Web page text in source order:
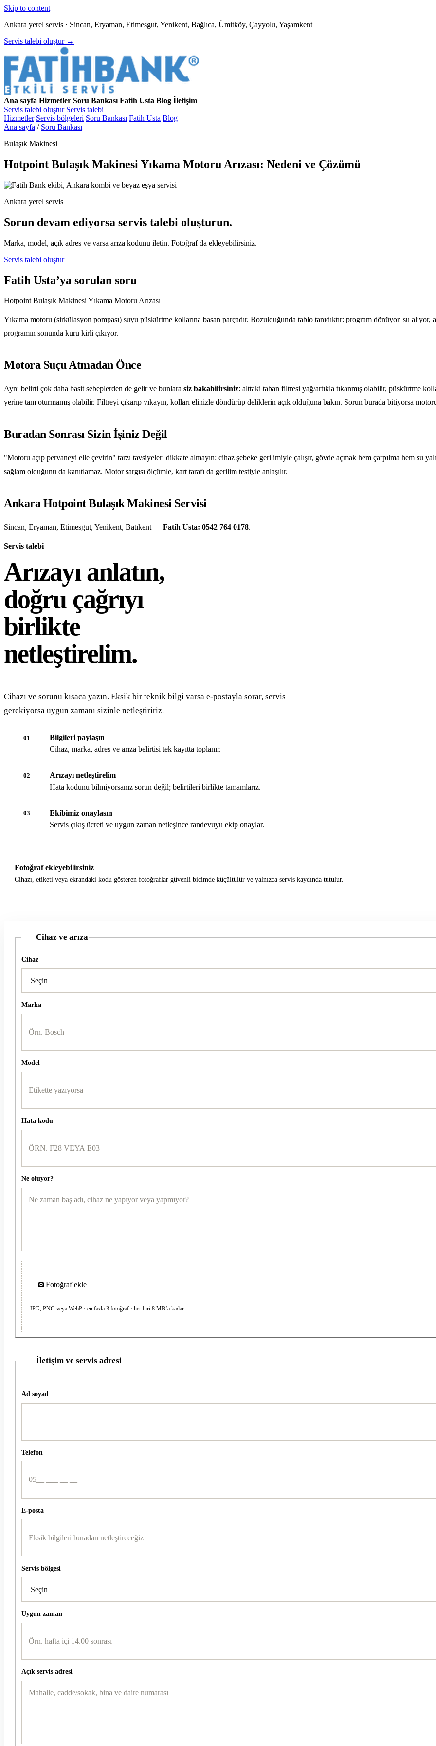
Skip to content
Ankara yerel servis · Sincan, Eryaman, Etimesgut, Yenikent, Bağlıca, Ümitköy, Çayyolu, Yaşamkent
Servis talebi oluştur →
Ana sayfa Hizmetler Soru Bankası Fatih Usta Blog İletişim
Servis talebi oluştur Servis talebi
Hizmetler Servis bölgeleri Soru Bankası Fatih Usta Blog
Ana sayfa / Soru Bankası
Bulaşık Makinesi
Hotpoint Bulaşık Makinesi Yıkama Motoru Arızası: Nedeni ve Çözümü
Ankara yerel servis
Sorun devam ediyorsa servis talebi oluşturun.
Marka, model, açık adres ve varsa arıza kodunu iletin. Fotoğraf da ekleyebilirsiniz.
Servis talebi oluştur
Fatih Usta’ya sorulan soru
Hotpoint Bulaşık Makinesi Yıkama Motoru Arızası
Yıkama motoru (sirkülasyon pompası) suyu püskürtme kollarına basan parçadır. Bozulduğunda tablo tanıdıktır: program dönüyor, su alıyor,
programın sonunda kuru kirli çıkıyor.
Motora Suçu Atmadan Önce
Aynı belirti çok daha basit sebeplerden de gelir ve bunlara siz bakabilirsiniz: alttaki taban filtresi yağ/artıkla tıkanmış olabilir, püskürtme
yerine tam oturmamış olabilir. Filtreyi çıkarıp yıkayın, kolları elinizle döndürüp deliklerin açık olduğuna bakın. Sorun burada bitiyorsa
Buradan Sonrası Sizin İşiniz Değil
"Motoru açıp pervaneyi elle çevirin" tarzı tavsiyeleri dikkate almayın: cihaz şebeke gerilimiyle çalışır, gövde açmak hem çarpılma hem su
sağlam olduğunu da kanıtlamaz. Motor sargısı ölçümle, kart tarafı da gerilim testiyle anlaşılır.
Ankara Hotpoint Bulaşık Makinesi Servisi
Sincan, Eryaman, Etimesgut, Yenikent, Batıkent — Fatih Usta: 0542 764 0178.
Servis talebi
Arızayı anlatın,
doğru çağrıyı
birlikte
netleştirelim.
Cihazı ve sorunu kısaca yazın. Eksik bir teknik bilgi varsa e-postayla sorar, servis
gerekiyorsa uygun zamanı sizinle netleştiririz.
01
Bilgileri paylaşın
Cihaz, marka, adres ve arıza belirtisi tek kayıtta toplanır.
02
Arızayı netleştirelim
Hata kodunu bilmiyorsanız sorun değil; belirtileri birlikte tamamlarız.
03
Ekibimiz onaylasın
Servis çıkış ücreti ve uygun zaman netleşince randevuyu ekip onaylar.
Fotoğraf ekleyebilirsiniz
Cihazı, etiketi veya ekrandaki kodu gösteren fotoğraflar güvenli biçimde küçültülür ve yalnızca servis kaydında tutulur.
Cihaz ve arıza
Cihaz
Marka
Model
Hata kodu
Ne oluyor?
Fotoğraf ekle
JPG, PNG veya WebP · en fazla 3 fotoğraf · her biri 8 MB’a kadar
İletişim ve servis adresi
Ad soyad
Telefon
E-posta
Servis bölgesi
Uygun zaman
Açık servis adresi